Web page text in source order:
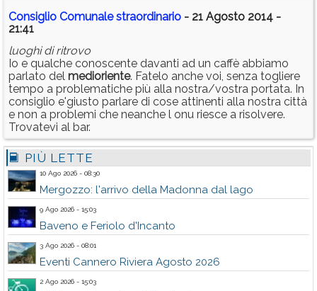
Consiglio Comunale straordinario - 21 Agosto 2014 -
21:41
luoghi di ritrovo
Io e qualche conoscente davanti ad un caffè abbiamo
parlato del medioriente. Fatelo anche voi, senza togliere
tempo a problematiche più alla nostra/vostra portata. In
consiglio e'giusto parlare di cose attinenti alla nostra città
e non a problemi che neanche l onu riesce a risolvere.
Trovatevi al bar.
PIÙ LETTE
10 Ago 2026 - 08:30
Mergozzo: l'arrivo della Madonna dal lago
9 Ago 2026 - 15:03
Baveno e Feriolo d'Incanto
3 Ago 2026 - 08:01
Eventi Cannero Riviera Agosto 2026
2 Ago 2026 - 15:03